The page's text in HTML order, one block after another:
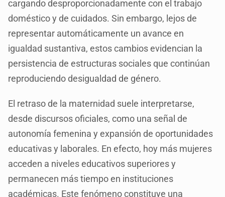
cargando desproporcionadamente con el trabajo
doméstico y de cuidados. Sin embargo, lejos de
representar automáticamente un avance en
igualdad sustantiva, estos cambios evidencian la
persistencia de estructuras sociales que continúan
reproduciendo desigualdad de género.
El retraso de la maternidad suele interpretarse,
desde discursos oficiales, como una señal de
autonomía femenina y expansión de oportunidades
educativas y laborales. En efecto, hoy más mujeres
acceden a niveles educativos superiores y
permanecen más tiempo en instituciones
académicas. Este fenómeno constituye una